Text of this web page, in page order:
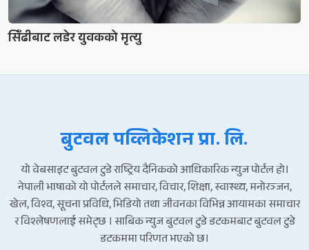
सिँढीबाट लडेर युवकको मृत्यु
बुटवल पव्लिकेशन प्रा. लि.
यो वेबसाइट बुटवल टुडे राष्ट्रिय दैनिकको आधिकारिक न्युज पोर्टल हो।
नेपाली भाषाको यो पोर्टलले समाचार, विचार, शिक्षा, स्वास्थ्य, मनोरञ्जन,
खेल, विश्व, सूचना प्रविधि, भिडियो तथा जीवनका विभिन्न आयामका समाचार
र विश्लेषणलाई समेट्छ । साबिक न्युज बुटवल टुडे डटकमबाट बुटवल टुडे
डटकममा परिणत भएको छ।